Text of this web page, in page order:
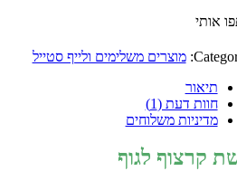
אותי
מוצרים משלימים ולייף סטייל
תיאור
חוות דעת (1)
מדיניות משלוחים
קרצוף לגוף